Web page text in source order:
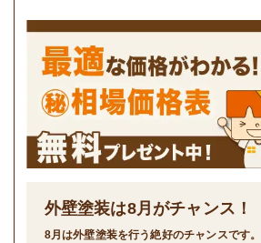
外壁塗装は8月がチャンス！
8月は外壁塗装を行う絶好のチャンスです。